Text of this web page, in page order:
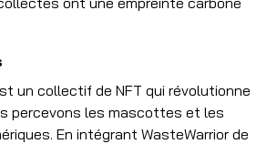
un collectif de NFT qui révolutionne
percevons les mascottes et les
En intégrant WasteWarrior de